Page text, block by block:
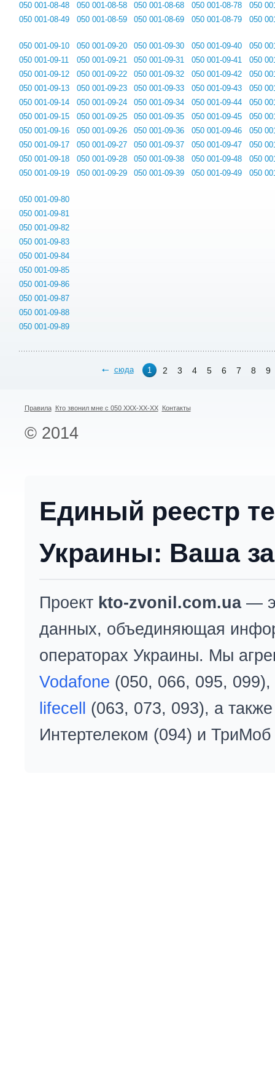
050 001-08-48
050 001-08-49
050 001-08-58
050 001-08-59
050 001-08-68
050 001-08-69
050 001-08-78
050 001-08-79
050
050
050 001-09-10
050 001-09-11
050 001-09-12
050 001-09-13
050 001-09-14
050 001-09-15
050 001-09-16
050 001-09-17
050 001-09-18
050 001-09-19
050 001-09-20
050 001-09-21
050 001-09-22
050 001-09-23
050 001-09-24
050 001-09-25
050 001-09-26
050 001-09-27
050 001-09-28
050 001-09-29
050 001-09-30
050 001-09-31
050 001-09-32
050 001-09-33
050 001-09-34
050 001-09-35
050 001-09-36
050 001-09-37
050 001-09-38
050 001-09-39
050 001-09-40
050 001-09-41
050 001-09-42
050 001-09-43
050 001-09-44
050 001-09-45
050 001-09-46
050 001-09-47
050 001-09-48
050 001-09-49
050
050
050
050
050
050
050
050
050
050
050 001-09-80
050 001-09-81
050 001-09-82
050 001-09-83
050 001-09-84
050 001-09-85
050 001-09-86
050 001-09-87
050 001-09-88
050 001-09-89
сюда 1 2 3 4 5 6 7 8 9
Правила Кто звонил мне с 050 XXX-XX-XX Контакты
© 2014
Единый реестр
Украины: Ваша
Проект kto-zvonil.com.ua—
данных, объединяющая
операторах Украины. Мы
Vodafone (050, 066, 095, 099),
lifecell
(063, 073, 093), а
Интертелеком (094) и ТриМоб